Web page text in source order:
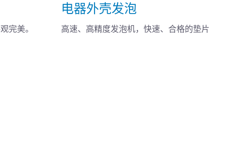
完美。
电器外壳发泡
高速、高精度发泡机，快速、合格的垫片